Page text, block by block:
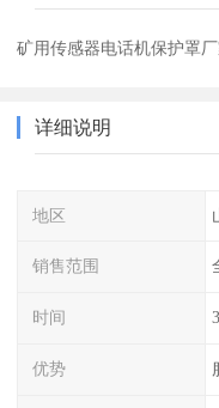
矿用传感器电话机保护罩
详细说明
地区
销售范围
时间
优势